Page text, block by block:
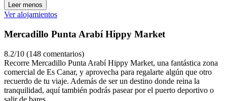
Leer menos
Ver alojamientos
Mercadillo Punta Arabí Hippy Market
8.2/10 (148 comentarios)
Recorre Mercadillo Punta Arabí Hippy Market, una fantástica zona
comercial de Es Canar, y aprovecha para regalarte algún que otro
recuerdo de tu viaje. Además de ser un destino donde reina la
tranquilidad, aquí también podrás pasear por el puerto deportivo o
salir de bares.